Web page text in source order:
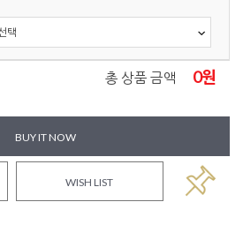
총 상품 금액 0원
BUY IT NOW
WISH LIST